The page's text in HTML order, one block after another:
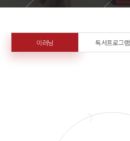
이러닝 독서프로그램